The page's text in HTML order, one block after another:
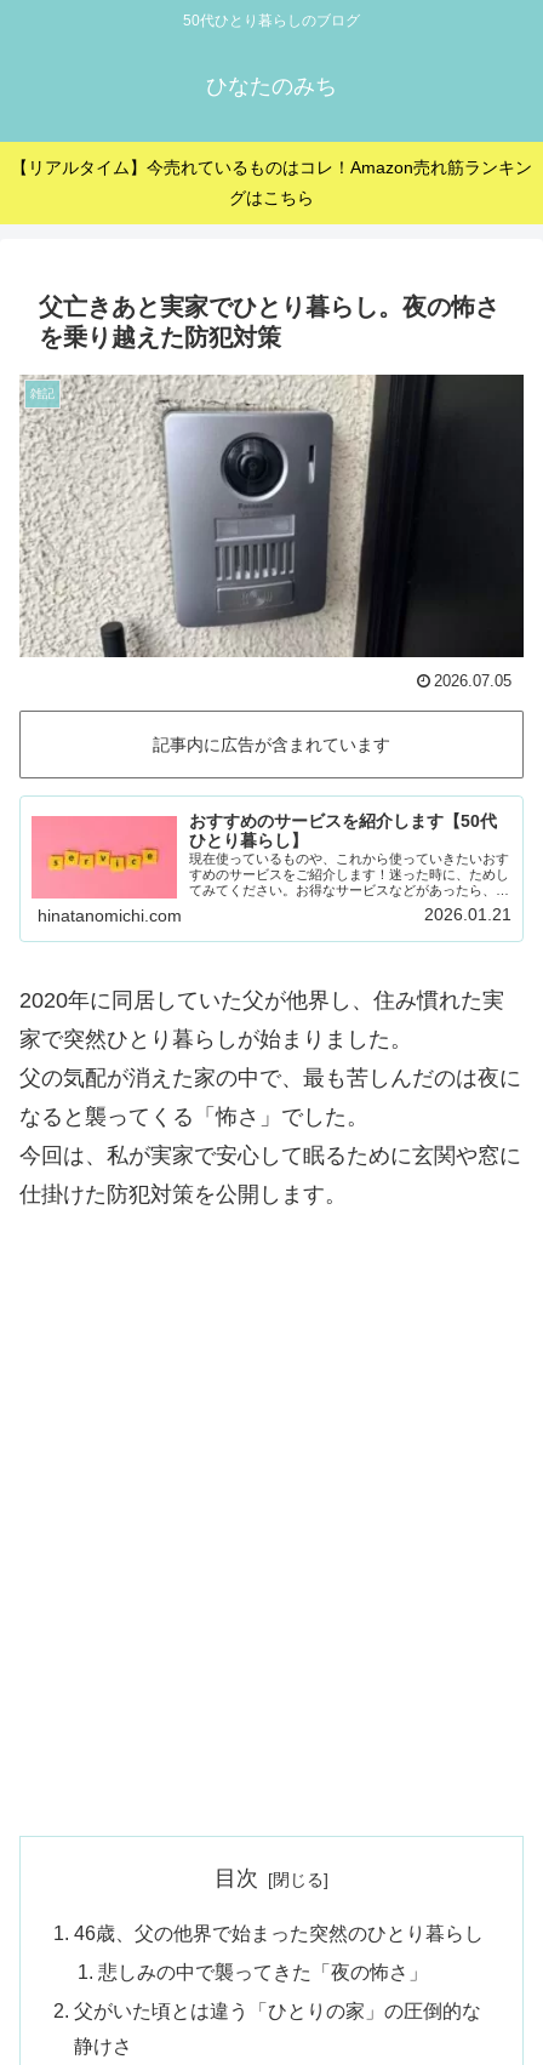
50代ひとり暮らしのブログ
ひなたのみち
【リアルタイム】今売れているものはコレ！Amazon売れ筋ランキン
グはこちら
父亡きあと実家でひとり暮らし。夜の怖さ
を乗り越えた防犯対策
雑記
2026.07.05
記事内に広告が含まれています
おすすめのサービスを紹介します【50代
ひとり暮らし】
現在使っているものや、これから使っていきたいおす
すめのサービスをご紹介します！迷った時に、ためし
てみてください。お得なサービスなどがあったら、随
時載せていきます！Amazon prime (アマゾンプラ
イム) 30日間の無料体験ができます。…
hinatanomichi.com 2026.01.21
2020年に同居していた父が他界し、住み慣れた実
家で突然ひとり暮らしが始まりました。
父の気配が消えた家の中で、最も苦しんだのは夜に
なると襲ってくる「怖さ」でした。
今回は、私が実家で安心して眠るために玄関や窓に
仕掛けた防犯対策を公開します。
目次
46歳、父の他界で始まった突然のひとり暮らし
悲しみの中で襲ってきた「夜の怖さ」
父がいた頃とは違う「ひとりの家」の圧倒的な
静けさ